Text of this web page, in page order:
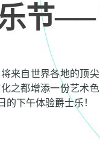
节──
来自世界各地的顶尖
之都增添一份艺术色
下午体验爵士乐！